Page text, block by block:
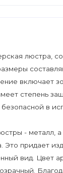
люстра,
включает
степень
в
- металл,
Это придает
вид. Цвет